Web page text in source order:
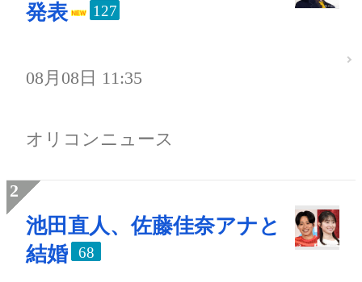
発表
127
08月08日 11:35
オリコンニュース
池田直人、佐藤佳奈アナと
結婚
68